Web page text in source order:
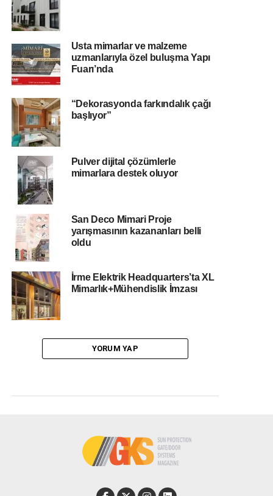
Usta mimarlar ve malzeme
uzmanlarıyla özel buluşma Yapı
Fuarı’nda
“Dekorasyonda farkındalık çağı
başlıyor”
Pulver dijital çözümlerle
mimarlara destek oluyor
San Deco Mimari Proje
yarışmasının kazananları belli
oldu
İrme Elektrik Headquarters’ta XL
Mimarlık+Mühendislik İmzası
YORUM YAP